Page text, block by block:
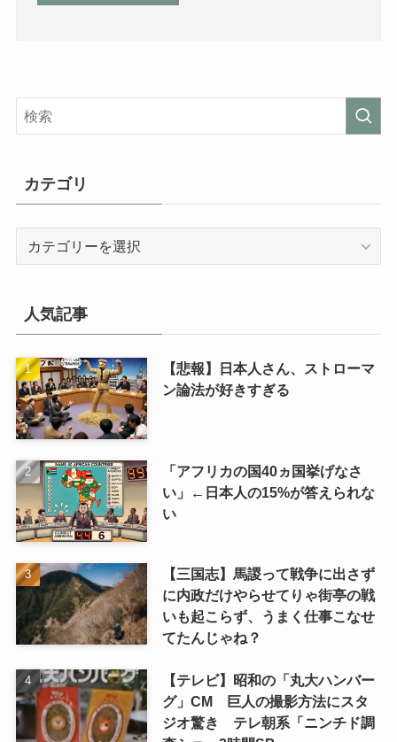
カテゴリ
人気記事
【悲報】日本人さん、ストローマ
ン論法が好きすぎる
「アフリカの国40ヵ国挙げなさ
い」←日本人の15%が答えられな
い
【三国志】馬謖って戦争に出さず
に内政だけやらせてりゃ街亭の戦
いも起こらず、うまく仕事こなせ
てたんじゃね？
【テレビ】昭和の「丸大ハンバー
グ」CM 巨人の撮影方法にスタ
ジオ驚き テレ朝系「ニンチド調